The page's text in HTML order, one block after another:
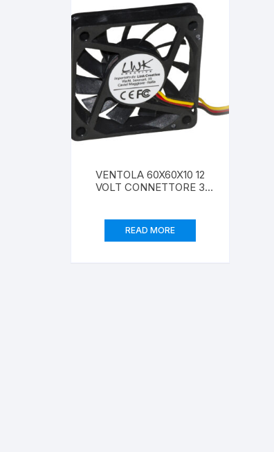
Creazione siti web
VENTOLA 60X60X10 12
VOLT CONNETTORE 3
READ MORE